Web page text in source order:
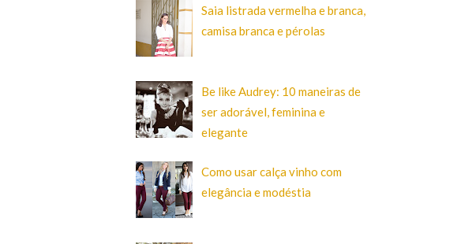
Saia listrada vermelha e branca,
camisa branca e pérolas
Be like Audrey: 10 maneiras de
ser adorável, feminina e
elegante
Como usar calça vinho com
elegância e modéstia